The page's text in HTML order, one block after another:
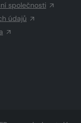
společnosti
údajů